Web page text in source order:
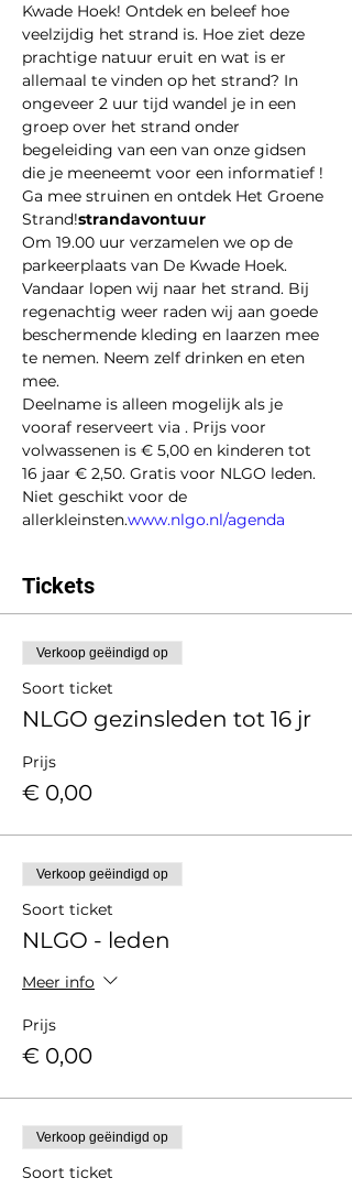
Kwade Hoek! Ontdek en beleef hoe
veelzijdig het strand is. Hoe ziet deze
prachtige natuur eruit en wat is er
allemaal te vinden op het strand? In
ongeveer 2 uur tijd wandel je in een
groep over het strand onder
begeleiding van een van onze gidsen
die je meeneemt voor een informatief !
Ga mee struinen en ontdek Het Groene
Strand!strandavontuur
Om 19.00 uur verzamelen we op de
parkeerplaats van De Kwade Hoek.
Vandaar lopen wij naar het strand. Bij
regenachtig weer raden wij aan goede
beschermende kleding en laarzen mee
te nemen. Neem zelf drinken en eten
mee.
Deelname is alleen mogelijk als je
vooraf reserveert via . Prijs voor
volwassenen is € 5,00 en kinderen tot
16 jaar € 2,50. Gratis voor NLGO leden.
Niet geschikt voor de
allerkleinsten.www.nlgo.nl/agenda
Tickets
Verkoop geëindigd op
Soort ticket
NLGO gezinsleden tot 16 jr
Prijs
€ 0,00
Verkoop geëindigd op
Soort ticket
NLGO - leden
Meer info
Prijs
€ 0,00
Verkoop geëindigd op
Soort ticket